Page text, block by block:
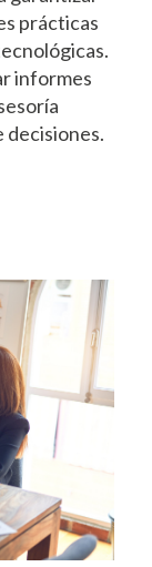
prácticas
informes
decisiones.